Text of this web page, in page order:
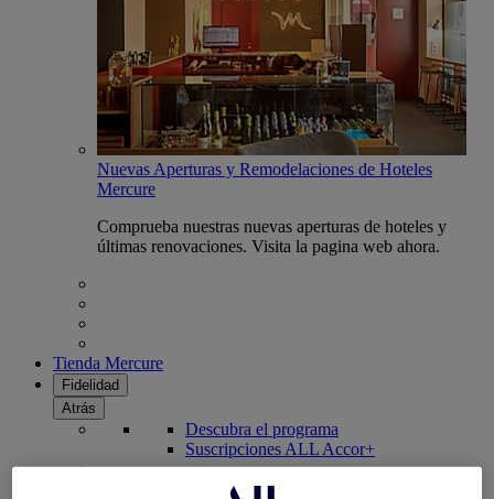
Nuevas Aperturas y Remodelaciones de Hoteles
Mercure
Comprueba nuestras nuevas aperturas de hoteles y
últimas renovaciones. Visita la pagina web ahora.
Tienda Mercure
Fidelidad
Atrás
Descubra el programa
Suscripciones ALL Accor+